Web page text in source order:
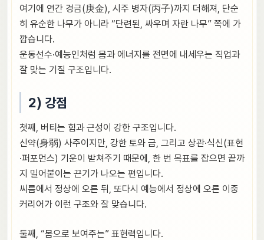
여기에 연간 경금(庚金), 시주 병자(丙子)까지 더해져, 단순
히 유순한 나무가 아니라 “단련된, 싸우며 자란 나무” 쪽에 가
깝습니다.
운동선수·예능인처럼 몸과 에너지를 전면에 내세우는 직업과
잘 맞는 기질 구조입니다.
2) 강점
첫째, 버티는 힘과 근성이 강한 구조입니다.
신약(身弱) 사주이지만, 강한 토와 금, 그리고 상관·식신(표현
·퍼포먼스) 기운이 받쳐주기 때문에, 한 번 목표를 잡으면 끝까
지 밀어붙이는 끈기가 나오는 편입니다.
씨름에서 정상에 오른 뒤, 또다시 예능에서 정상에 오른 이중
커리어가 이런 구조와 잘 맞습니다.
둘째, “몸으로 보여주는” 표현력입니다.